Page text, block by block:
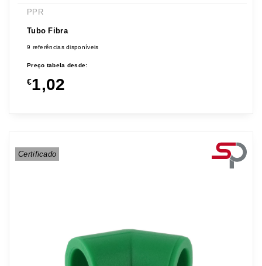
PPR
Tubo Fibra
9 referências disponíveis
Preço tabela desde:
€1,02
Certificado